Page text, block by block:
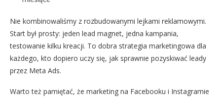
Nie kombinowaliśmy z rozbudowanymi lejkami reklamowymi.
Start był prosty: jeden lead magnet, jedna kampania,
testowanie kilku kreacji. To dobra strategia marketingowa dla
każdego, kto dopiero uczy się, jak sprawnie pozyskiwać leady
przez Meta Ads.
Warto też pamiętać, że marketing na Facebooku i Instagramie